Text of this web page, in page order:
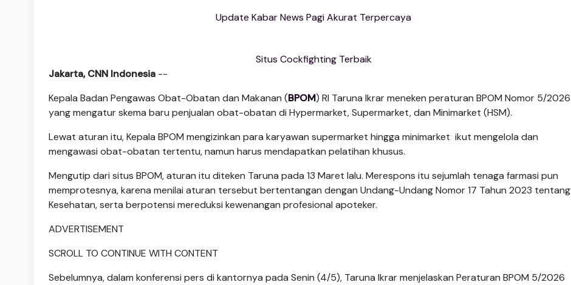
Update Kabar News Pagi Akurat Terpercaya
Situs Cockfighting Terbaik
Jakarta, CNN Indonesia --
Kepala Badan Pengawas Obat-Obatan dan Makanan (BPOM) RI Taruna Ikrar meneken peraturan BPOM Nomor 5/2026
yang mengatur skema baru penjualan obat-obatan di Hypermarket, Supermarket, dan Minimarket (HSM).
Lewat aturan itu, Kepala BPOM mengizinkan para karyawan supermarket hingga minimarket ikut mengelola dan
mengawasi obat-obatan tertentu, namun harus mendapatkan pelatihan khusus.
Mengutip dari situs BPOM, aturan itu diteken Taruna pada 13 Maret lalu. Merespons itu sejumlah tenaga farmasi pun
memprotesnya, karena menilai aturan tersebut bertentangan dengan Undang-Undang Nomor 17 Tahun 2023 tentang
Kesehatan, serta berpotensi mereduksi kewenangan profesional apoteker.
ADVERTISEMENT
SCROLL TO CONTINUE WITH CONTENT
Sebelumnya, dalam konferensi pers di kantornya pada Senin (4/5), Taruna Ikrar menjelaskan Peraturan BPOM 5/2026